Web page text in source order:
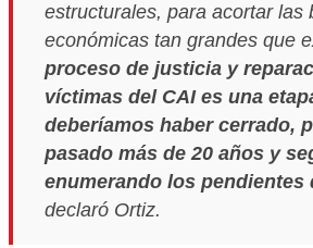
estructurales, para acortar las
económicas tan grandes que
proceso de justicia y
víctimas del CAI es una
deberíamos haber cerrado,
pasado más de 20 años y
enumerando los pendientes
declaró Ortiz.